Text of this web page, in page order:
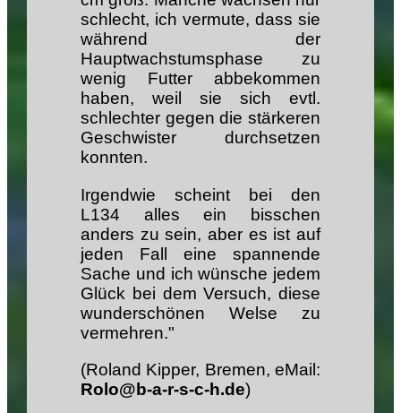
schlecht, ich vermute, dass sie
während der
Hauptwachstumsphase zu
wenig Futter abbekommen
haben, weil sie sich evtl.
schlechter gegen die stärkeren
Geschwister durchsetzen
konnten.
Irgendwie scheint bei den
L134 alles ein bisschen
anders zu sein, aber es ist auf
jeden Fall eine spannende
Sache und ich wünsche jedem
Glück bei dem Versuch, diese
wunderschönen Welse zu
vermehren."
(Roland Kipper, Bremen, eMail:
Rolo@b-a-r-s-c-h.de)